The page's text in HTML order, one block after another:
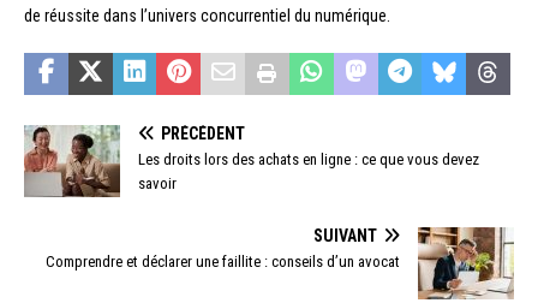
de réussite dans l’univers concurrentiel du numérique.
PRÉCÉDENT
Les droits lors des achats en ligne : ce que vous devez
savoir
SUIVANT
Comprendre et déclarer une faillite : conseils d’un avocat